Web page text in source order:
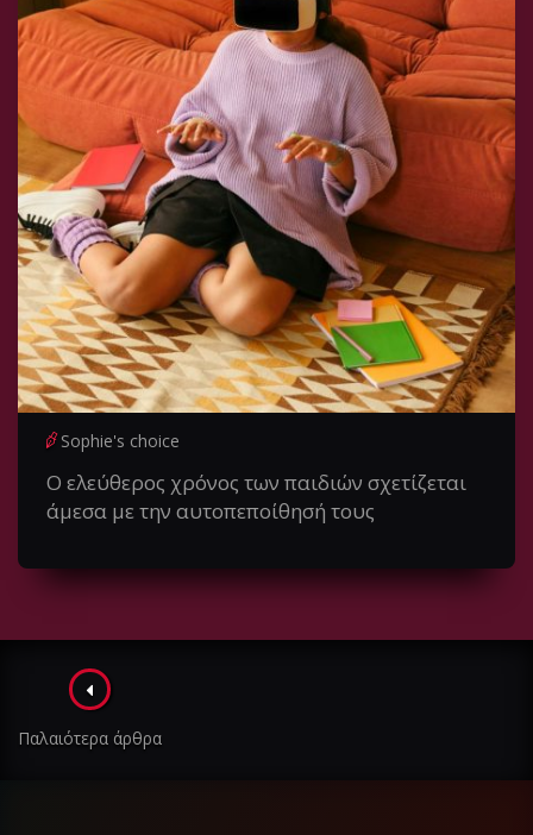
Sophie's choice
Ο ελεύθερος χρόνος των παιδιών σχετίζεται
άμεσα με την αυτοπεποίθησή τους
Πλοήγηση
στα
Παλαιότερα άρθρα